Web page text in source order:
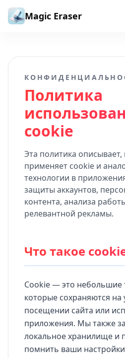
Перейти к содержимому
Magic Eraser
Политика
cookie
Эта политика описывает,
применяет cookie и
технологии в
защиты аккаунтов,
контента, анализа
релевантной рекламы.
Что такое
Cookie — это небольшие
которые сохраняются на
посещении сайта или
приложения. Мы также
локальное хранилище и
помнить ваши